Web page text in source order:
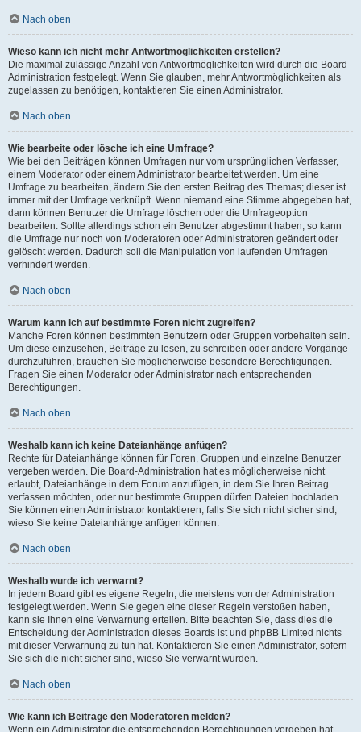
Nach oben
Wieso kann ich nicht mehr Antwortmöglichkeiten erstellen?
Die maximal zulässige Anzahl von Antwortmöglichkeiten wird durch die Board-
Administration festgelegt. Wenn Sie glauben, mehr Antwortmöglichkeiten als
zugelassen zu benötigen, kontaktieren Sie einen Administrator.
Nach oben
Wie bearbeite oder lösche ich eine Umfrage?
Wie bei den Beiträgen können Umfragen nur vom ursprünglichen Verfasser,
einem Moderator oder einem Administrator bearbeitet werden. Um eine
Umfrage zu bearbeiten, ändern Sie den ersten Beitrag des Themas; dieser ist
immer mit der Umfrage verknüpft. Wenn niemand eine Stimme abgegeben hat,
dann können Benutzer die Umfrage löschen oder die Umfrageoption
bearbeiten. Sollte allerdings schon ein Benutzer abgestimmt haben, so kann
die Umfrage nur noch von Moderatoren oder Administratoren geändert oder
gelöscht werden. Dadurch soll die Manipulation von laufenden Umfragen
verhindert werden.
Nach oben
Warum kann ich auf bestimmte Foren nicht zugreifen?
Manche Foren können bestimmten Benutzern oder Gruppen vorbehalten sein.
Um diese einzusehen, Beiträge zu lesen, zu schreiben oder andere Vorgänge
durchzuführen, brauchen Sie möglicherweise besondere Berechtigungen.
Fragen Sie einen Moderator oder Administrator nach entsprechenden
Berechtigungen.
Nach oben
Weshalb kann ich keine Dateianhänge anfügen?
Rechte für Dateianhänge können für Foren, Gruppen und einzelne Benutzer
vergeben werden. Die Board-Administration hat es möglicherweise nicht
erlaubt, Dateianhänge in dem Forum anzufügen, in dem Sie Ihren Beitrag
verfassen möchten, oder nur bestimmte Gruppen dürfen Dateien hochladen.
Sie können einen Administrator kontaktieren, falls Sie sich nicht sicher sind,
wieso Sie keine Dateianhänge anfügen können.
Nach oben
Weshalb wurde ich verwarnt?
In jedem Board gibt es eigene Regeln, die meistens von der Administration
festgelegt werden. Wenn Sie gegen eine dieser Regeln verstoßen haben,
kann sie Ihnen eine Verwarnung erteilen. Bitte beachten Sie, dass dies die
Entscheidung der Administration dieses Boards ist und phpBB Limited nichts
mit dieser Verwarnung zu tun hat. Kontaktieren Sie einen Administrator, sofern
Sie sich die nicht sicher sind, wieso Sie verwarnt wurden.
Nach oben
Wie kann ich Beiträge den Moderatoren melden?
Wenn ein Administrator die entsprechenden Berechtigungen vergeben hat,